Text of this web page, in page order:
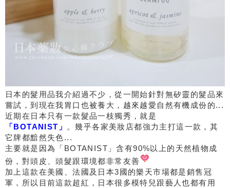
日本的髮用品我介紹過不少，從一開始針對無矽靈的髮品來
嘗試，到現在我胃口也被養大，越來越愛自然有機成份的...
近期在日本只有一款髮品一枝獨秀，就是
「BOTANIST」
。幾乎各家美妝店都強力主打這一款，其
它牌都黯然失色...
主要就是因為「BOTANIST」含有90%以上的天然植物成
份，對頭皮、頭髮跟環境都非常友善
加上這款在美國、法國及日本3國的樂天市場都是銷售冠
軍，所以目前這款超紅，日本很多模特兒跟藝人也都有用